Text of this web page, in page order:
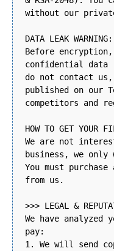
without our
DATA LEAK WARNING:
Before encryption,
confidential
do not contact
published on our
competitors and
HOW TO GET YOUR
We are not
business, we only
You must
from us.
>>> LEGAL &
We have
pay:
1. We will send